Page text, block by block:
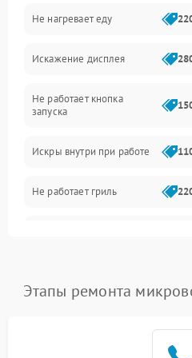
Механические повреждения
Питание и запуск
Нагрев и приготовление
Программное обеспечение
Не нагревает еду
Искажение дисплея
Не работает кнопка
запуска
Искры внутри при работе
Не работает гриль
Этапы ремонта